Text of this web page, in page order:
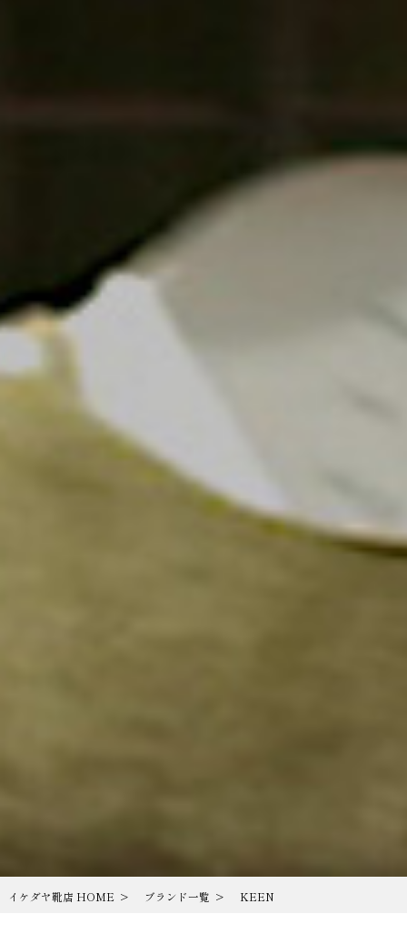
イケダヤ靴店 HOME ブランド一覧 KEEN